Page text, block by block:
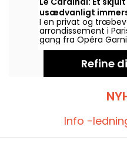
usædvanligt
arrondissement
I en privat og
arrondissement i
gang fra Opéra
og Gare Saint-
fortrolig adresse,
opholde sig i Paris:
****.
Refine
Info -